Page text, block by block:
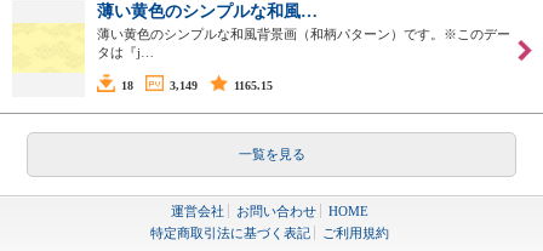
薄い黄色のシンプルな和風…
薄い黄色のシンプルな和風背景画（和柄パターン）です。※このデー
タは『j…
18 3,149 1165.15
一覧を見る
運営会社 お問い合わせ
HOME
特定商取引法に基づく表記
ご利用規約